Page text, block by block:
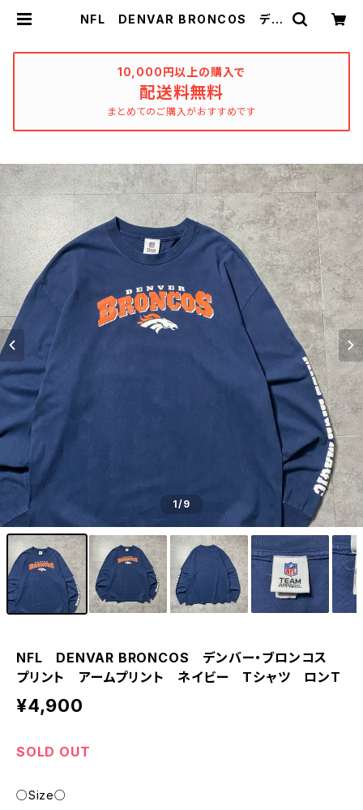
NFL DENVAR BRONCOS デン
T | used_clothing_katharsis
10,000円以上の購入で
配送料無料
まとめてのご購入がおすすめです
1/9
NFL DENVAR BRONCOS デンバー・ブロンコス
プリント アームプリント ネイビー Tシャツ ロンT
¥4,900
SOLD OUT
○Size○